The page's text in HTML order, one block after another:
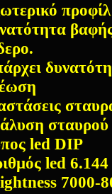
led DIP
led 6.144
7000-